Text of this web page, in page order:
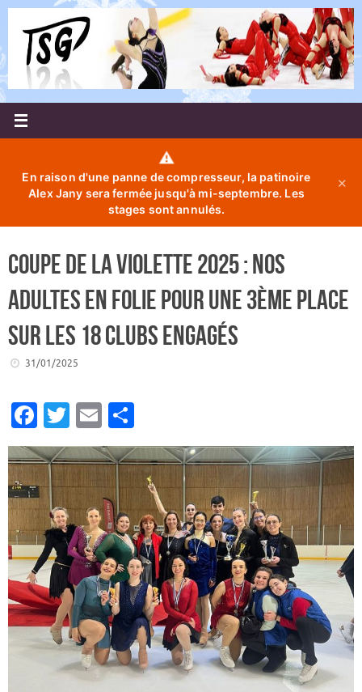
Passer
contenu
⚠️
En raison d'une panne de compresseur, la patinoire
Alex Jany sera fermée jusqu'à mi-septembre. Les
stages sont annulés.
✕
Coupe de la Violette 2025 : Nos
adultes en folie pour une 3ème place
sur les 18 clubs engagés
31/01/2025
Fa
c
e
b
o
o
k
T
w
it
te
r
E
m
ai
l
ar
ta
g
er